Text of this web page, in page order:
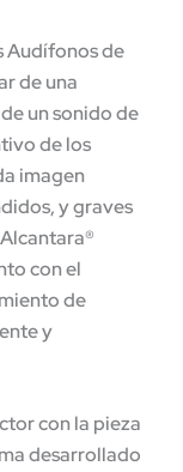
Audífonos de
de una
un sonido de
de los
imagen
y graves
con el
de
y
con la pieza
desarrollado